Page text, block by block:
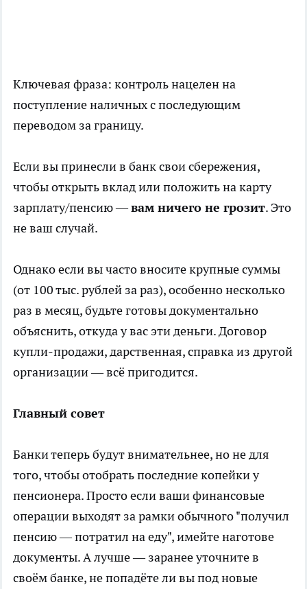
Ключевая фраза: контроль нацелен на
поступление наличных с последующим
переводом за границу.
Если вы принесли в банк свои сбережения,
чтобы открыть вклад или положить на карту
зарплату/пенсию —вам ничего не грозит. Это
не ваш случай.
Однако если вы часто вносите крупные суммы
(от 100 тыс. рублей за раз), особенно несколько
раз в месяц, будьте готовы документально
объяснить, откуда у вас эти деньги. Договор
купли-продажи, дарственная, справка из другой
организации — всё пригодится.
Главный совет
Банки теперь будут внимательнее, но не для
того, чтобы отобрать последние копейки у
пенсионера. Просто если ваши финансовые
операции выходят за рамки обычного "получил
пенсию — потратил на еду", имейте наготове
документы. А лучше — заранее уточните в
своём банке, не попадёте ли вы под новые